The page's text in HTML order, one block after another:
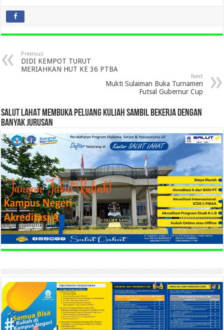
Previous
DIDI KEMPOT TURUT
MERIAHKAN HUT KE 36 PTBA
Next
Mukti Sulaiman Buka Turnamen
Futsal Gubernur Cup
SALUT LAHAT MEMBUKA PELUANG KULIAH SAMBIL BEKERJA DENGAN
BANYAK JURUSAN